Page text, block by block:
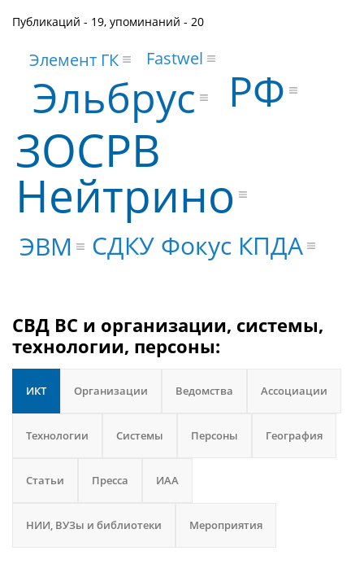
Публикаций - 19, упоминаний - 20
ЗОСРВ
Нейтрино
РФ
Эльбрус
ЭВМ СДКУ Фокус КПДА
Fastwel
Элемент ГК
СВД ВС и организации, системы,
технологии, персоны:
ИКТ Организации Ведомства Ассоциации
Технологии Системы Персоны География
Статьи Пресса ИАА
НИИ, ВУЗы и библиотеки Мероприятия